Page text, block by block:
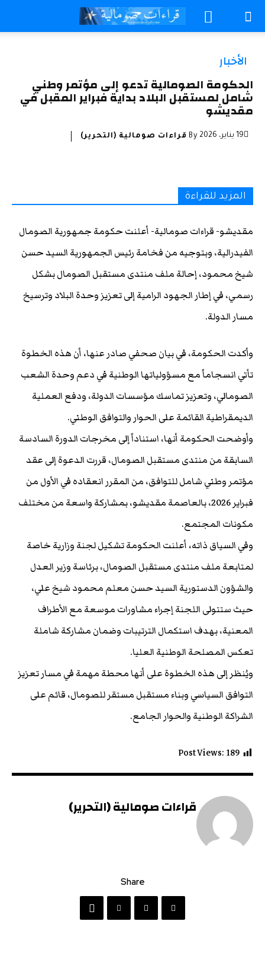
الأخبار
الحكومة الصومالية تدعو إلى مؤتمر وطني
شامل لمستقبل البلاد بداية فبراير المقبل في
مقديشو
19 يناير، 2026 By قراءات صومالية (التحرير)
المزيد للقراءة
مقديشو- قراءات صومالية- أعلنت حكومة جمهورية الصومال
الفيدرالية، وبتوجيه من فخامة رئيس الجمهورية السيد حسن
شيخ محمود، إحالة ملف منتدى مستقبل الصومال بشكل
رسمي، في إطار الجهود الرامية إلى تعزيز وحدة البلاد وترسيخ
مسار الدولة.
وأكدت الحكومة، في بيان صحفي صادر عنها، أن هذه الخطوة
تأتي انسجاماً مع مسؤولياتها الوطنية في دعم وحدة الشعب
الصومالي، وتعزيز تماسك مؤسسات الدولة، ودفع العملية
الديمقراطية القائمة على الحوار والتوافق الوطني.
وأوضحت الحكومة أنها، استناداً إلى مخرجات الدورة السادسة
السابقة من منتدى مستقبل الصومال، قررت الدعوة إلى عقد
مؤتمر وطني شامل للتوافق، من المقرر انعقاده في الأول من
فبراير 2026، بالعاصمة مقديشو، بمشاركة واسعة من مختلف
مكونات المجتمع.
وفي السياق ذاته، أعلنت الحكومة تشكيل لجنة وزارية خاصة
لمتابعة ملف منتدى مستقبل الصومال، برئاسة وزير العدل
والشؤون الدستورية السيد حسن معلم محمود شيخ علي،
حيث ستتولى اللجنة إجراء مشاورات موسعة مع الأطراف
المعنية، بهدف استكمال الترتيبات وضمان مشاركة شاملة
تعكس المصلحة الوطنية العليا.
ويُنظر إلى هذه الخطوة على أنها محطة مهمة في مسار تعزيز
التوافق السياسي وبناء مستقبل مستقر للصومال، قائم على
الشراكة الوطنية والحوار الجامع.
Post Views: 189
قراءات صومالية (التحرير)
Share